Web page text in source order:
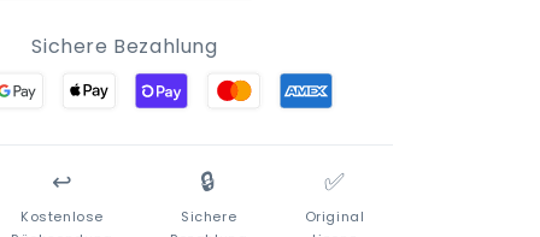
Sichere Bezahlung
↩️
Kostenlose
🔒
Sichere
✅
Original